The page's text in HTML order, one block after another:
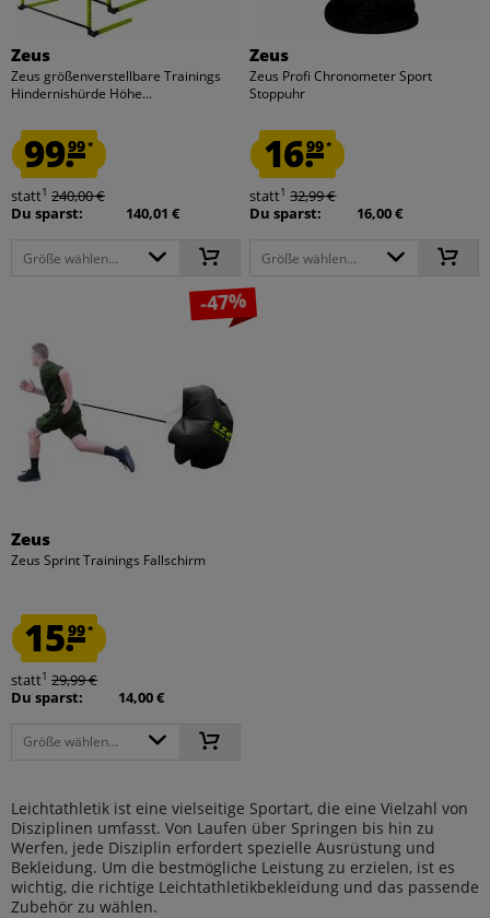
Zeus
Zeus größenverstellbare Trainings
Hindernishürde Höhe...
99.99*
statt1 240,00 €
Du sparst:
140,01 €
Größe wählen...
Zeus
Zeus Profi Chronometer Sport
Stoppuhr
16.99*
statt1 32,99 €
Du sparst:
16,00 €
Größe wählen...
-47%
Zeus
Zeus Sprint Trainings Fallschirm
15.99*
statt1 29,99 €
Du sparst:
14,00 €
Größe wählen...
Leichtathletik ist eine vielseitige Sportart, die eine Vielzahl von
Disziplinen umfasst. Von Laufen über Springen bis hin zu
Werfen, jede Disziplin erfordert spezielle Ausrüstung und
Bekleidung. Um die bestmögliche Leistung zu erzielen, ist es
wichtig, die richtige Leichtathletikbekleidung und das passende
Zubehör zu wählen.